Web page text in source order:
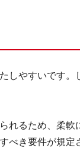
しやすいです
れるため、柔
べき要件が規